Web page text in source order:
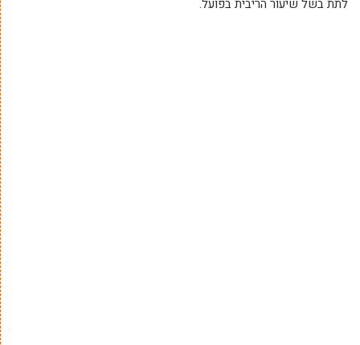
לתת בשל שיעור הריבית בפועל.